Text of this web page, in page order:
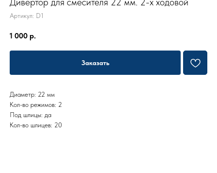
Артикул: D1
1 000 р.
Заказать
Диаметр: 22 мм
Кол-во режимов: 2
Под шлицы: да
Кол-во шлицев: 20